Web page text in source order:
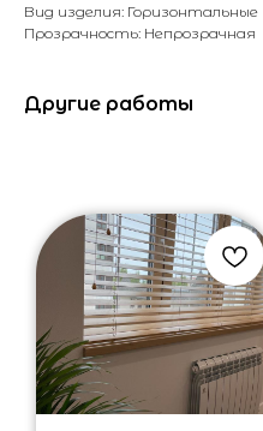
Вид изделия: Горизонтальные
Прозрачность: Непрозрачная
Другие работы